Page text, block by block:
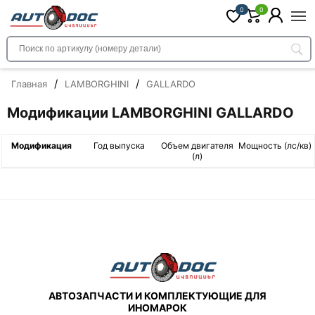
0 0
Главная / LAMBORGHINI / GALLARDO
Модификации LAMBORGHINI GALLARDO
Модификация Год выпуска
Объем двигателя
(л)
Мощность (лс/кв)
АВТОЗАПЧАСТИ И КОМПЛЕКТУЮЩИЕ ДЛЯ
ИНОМАРОК